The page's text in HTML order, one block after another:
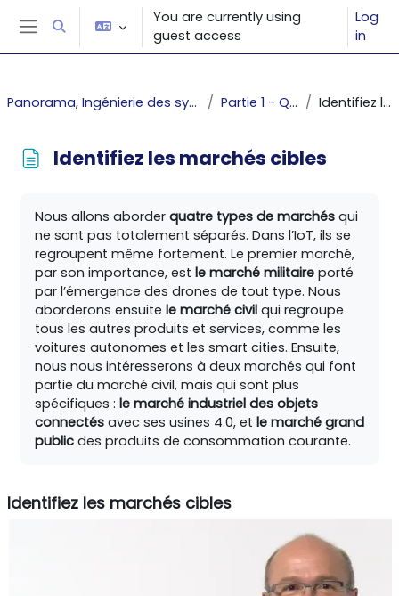
Skip to main content
Side panel
Toggle search input
You are currently using
guest access
Log
in
Panorama, Ingénierie des systèmes cyber-physiques complexes _1 Partie 1 - Qu’est-ce que l'IoT ? Identifiez les marchés cibles
Identifiez les marchés cibles
Nous allons aborder quatre types de marchés qui
ne sont pas totalement séparés. Dans l’IoT, ils se
regroupent même fortement. Le premier marché,
par son importance, est le marché militaire porté
par l’émergence des drones de tout type. Nous
aborderons ensuite le marché civil qui regroupe
tous les autres produits et services, comme les
voitures autonomes et les smart cities. Ensuite,
nous nous intéresserons à deux marchés qui font
partie du marché civil, mais qui sont plus
spécifiques : le marché industriel des objets
connectés avec ses usines 4.0, et le marché grand
public des produits de consommation courante.
Identifiez les marchés cibles